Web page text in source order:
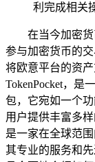
利完成相关
在当今加密
参与加密货币的
将欧意平台的资
TokenPocket，是
包，它宛如一个
用户提供丰富多
是一家在全球范
其专业的服务和